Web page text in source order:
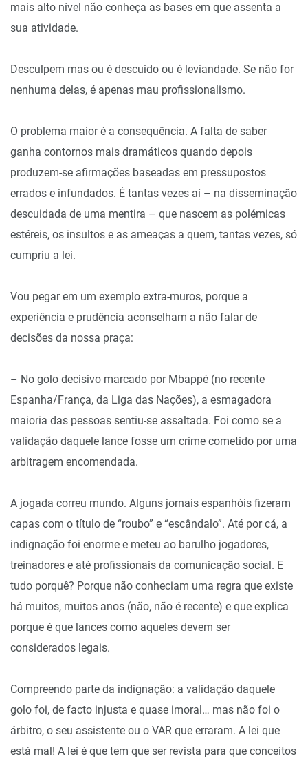
mais alto nível não conheça as bases em que assenta a
sua atividade.
Desculpem mas ou é descuido ou é leviandade. Se não for
nenhuma delas, é apenas mau profissionalismo.
O problema maior é a consequência. A falta de saber
ganha contornos mais dramáticos quando depois
produzem-se afirmações baseadas em pressupostos
errados e infundados. É tantas vezes aí – na disseminação
descuidada de uma mentira – que nascem as polémicas
estéreis, os insultos e as ameaças a quem, tantas vezes, só
cumpriu a lei.
Vou pegar em um exemplo extra-muros, porque a
experiência e prudência aconselham a não falar de
decisões da nossa praça:
– No golo decisivo marcado por Mbappé (no recente
Espanha/França, da Liga das Nações), a esmagadora
maioria das pessoas sentiu-se assaltada. Foi como se a
validação daquele lance fosse um crime cometido por uma
arbitragem encomendada.
A jogada correu mundo. Alguns jornais espanhóis fizeram
capas com o título de “roubo” e “escândalo”. Até por cá, a
indignação foi enorme e meteu ao barulho jogadores,
treinadores e até profissionais da comunicação social. E
tudo porquê? Porque não conheciam uma regra que existe
há muitos, muitos anos (não, não é recente) e que explica
porque é que lances como aqueles devem ser
considerados legais.
Compreendo parte da indignação: a validação daquele
golo foi, de facto injusta e quase imoral… mas não foi o
árbitro, o seu assistente ou o VAR que erraram. A lei que
está mal! A lei é que tem que ser revista para que conceitos